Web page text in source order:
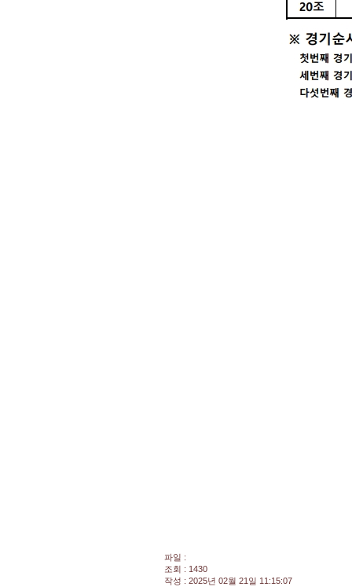
파일 :
조회 : 1430
작성 : 2025년 02월 21일 11:15:07